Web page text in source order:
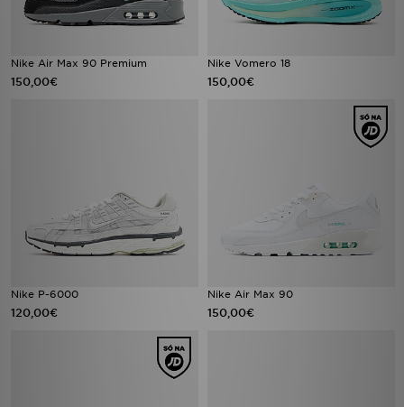
Nike Air Max 90 Premium
150,00€
Nike Vomero 18
150,00€
Nike P-6000
120,00€
Nike Air Max 90
150,00€